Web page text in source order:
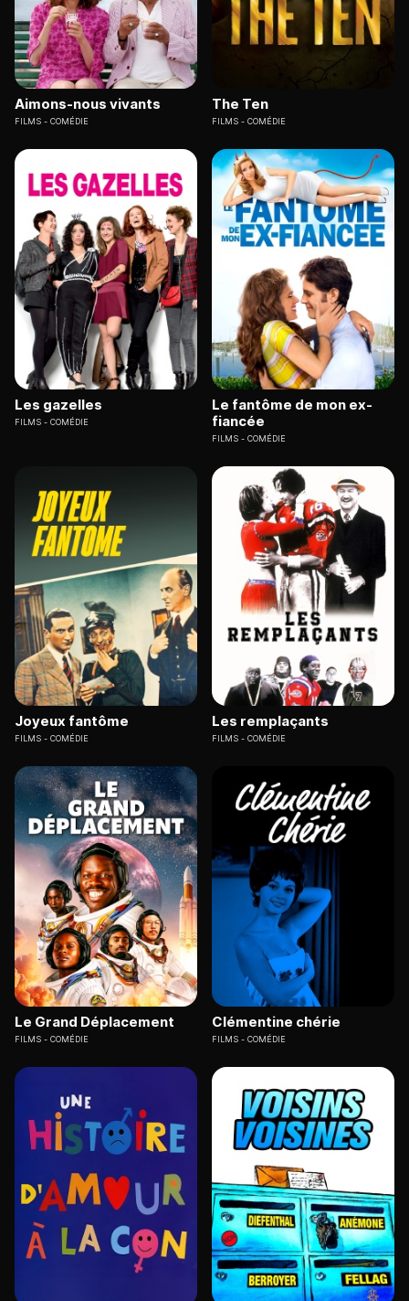
Aimons-nous vivants
FILMS COMÉDIE
The Ten
FILMS COMÉDIE
Les gazelles
FILMS COMÉDIE
Le fantôme de mon ex-
fiancée
FILMS COMÉDIE
Joyeux fantôme
FILMS COMÉDIE
Les remplaçants
FILMS COMÉDIE
Le Grand Déplacement
FILMS COMÉDIE
Clémentine chérie
FILMS COMÉDIE